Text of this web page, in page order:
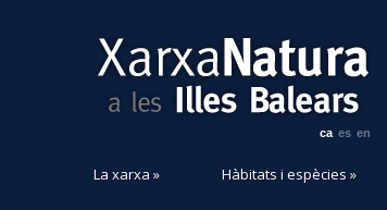
ca es en
La xarxa » Hàbitats i espècies »